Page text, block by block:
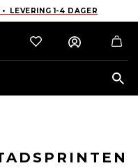
LEVERING 1-4 DAGER